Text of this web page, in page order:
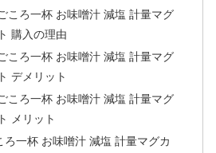
ころ一杯 お味噌汁 減塩 計量マグ
購入の理由
ころ一杯 お味噌汁 減塩 計量マグ
デメリット
ころ一杯 お味噌汁 減塩 計量マグ
メリット
ろ一杯 お味噌汁 減塩 計量マグカ